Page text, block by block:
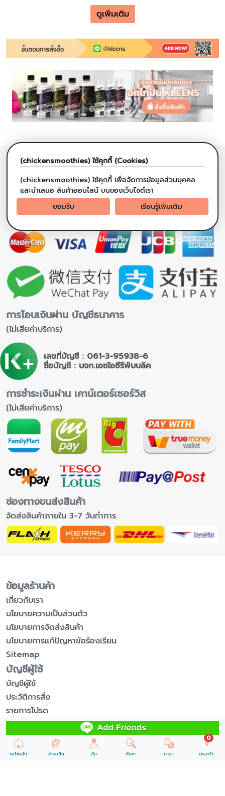
ดูเพิ่มเติม
หน้าหลัก ชำระเงิน ฉัน ค้นหา ภาษา
0
ตระกร้า
การชำระเงิน ผ่านอินเตอร์เน็ต แบงกิ้ง
(เฉพาะสั่งซื้อออนไลน์ ไม่เสียค่าบริการ)
การโอนเงินผ่าน บัญชีธนาคาร
(ไม่เสียค่าบริการ)
เลขที่บัญชี : 061-3-95938-6
ชื่อบัญชี : บจก.เอชไอซีรีพับบลิค
การชำระเงินผ่าน เคาน์เตอร์เซอร์วิส
(ไม่เสียค่าบริการ)
ช่องทางขนส่งสินค้า
จัดส่งสินค้าภายใน 3-7 วันทำการ
ข้อมูลร้านค้า
เกี่ยวกับเรา
นโยบายความเป็นส่วนตัว
นโยบายการจัดส่งสินค้า
นโยบายการแก้ปัญหาข้อร้องเรียน
Sitemap
บัญชีผู้ใช้
บัญชีผู้ใช้
ประวัติการสั่ง
รายการโปรด
รับข่าวสารจากร้านค้า
บริการลูกค้า
(chickensmoothies) ใช้คุกกี้ (Cookies)
(chickensmoothies) ใช้คุกกี้ เพื่อจัดการข้อมูลส่วนบุคคล
และนำเสนอ สินค้าออนไลน์ บนของเว็บไซต์เรา
ยอมรับ
เรียนรู้เพิ่มเติม